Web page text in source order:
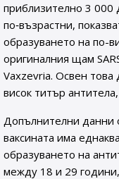
приблизително 3 000
по‑възрастни,
образуването на по-
оригиналния щам
Vaxzevria. Освен това
висок титър
Допълнителни данни
ваксината има
образуването на
между 18 и 29